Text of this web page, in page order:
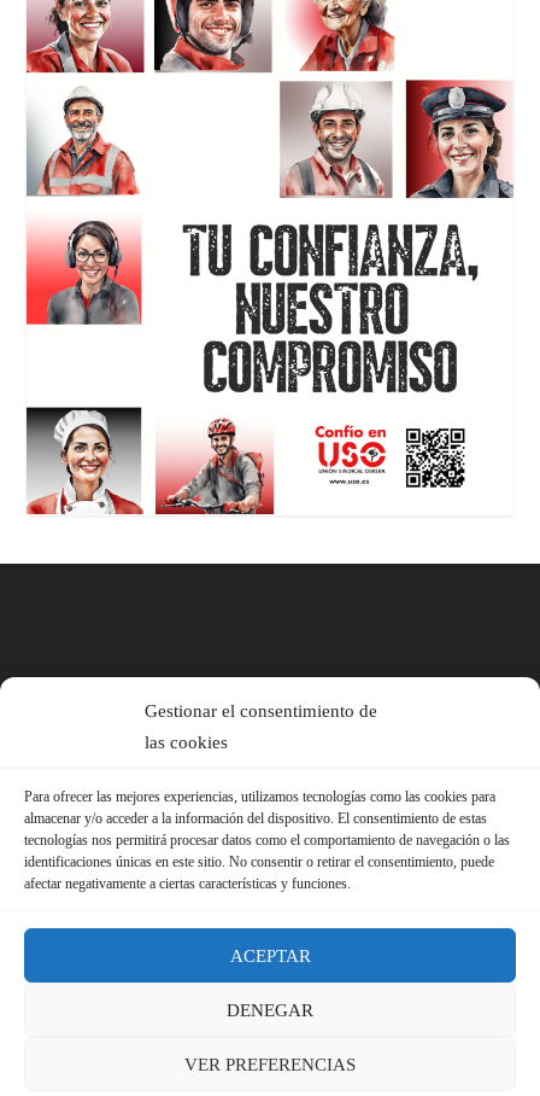
Gestionar el consentimiento de
las cookies
Para ofrecer las mejores experiencias, utilizamos tecnologías como las cookies para
almacenar y/o acceder a la información del dispositivo. El consentimiento de estas
tecnologías nos permitirá procesar datos como el comportamiento de navegación o las
identificaciones únicas en este sitio. No consentir o retirar el consentimiento, puede
afectar negativamente a ciertas características y funciones.
ACEPTAR
DENEGAR
VER PREFERENCIAS
Política de Cookies